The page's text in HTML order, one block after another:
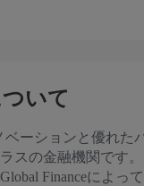
ついて
ベーションと優れ
スの金融機関です
Financeによ